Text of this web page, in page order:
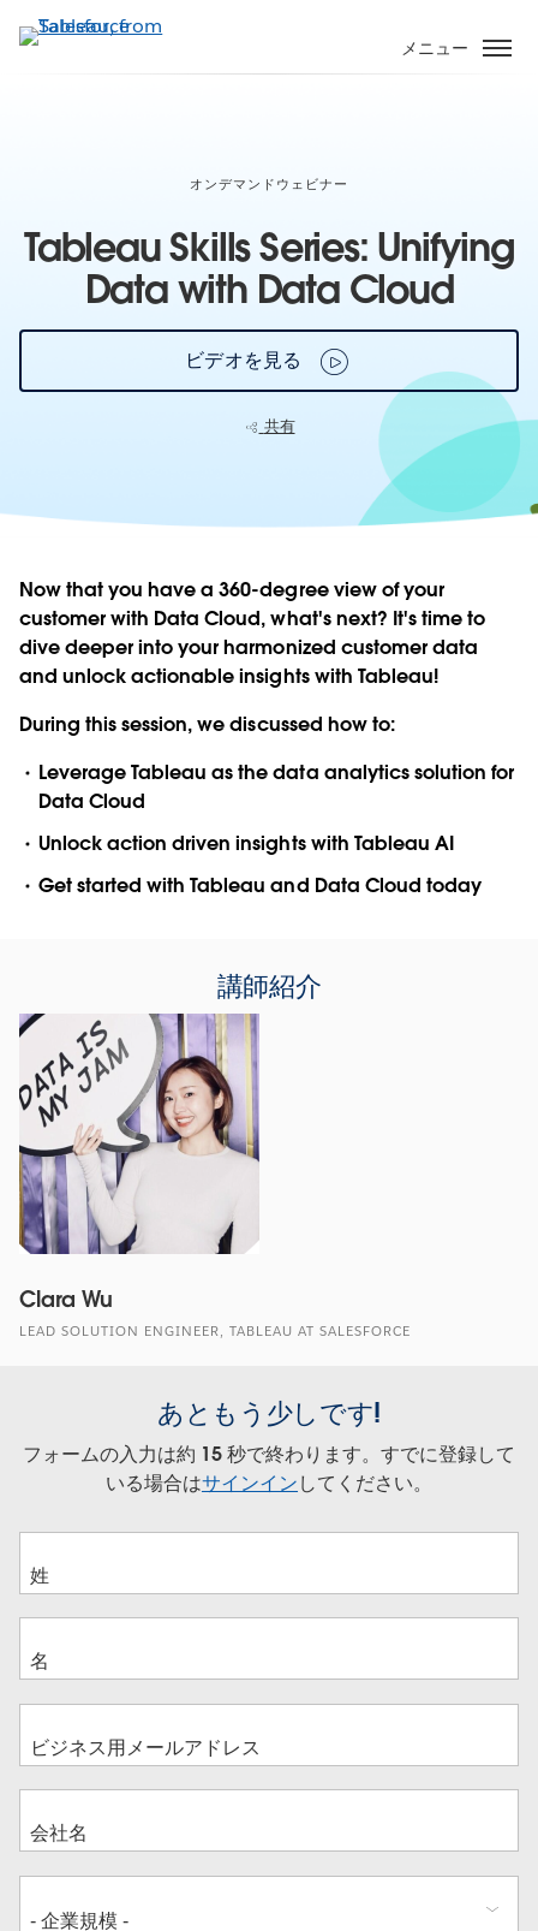
イ
メニュー
オンデマンドウェビナー
Tableau Skills Series: Unifying
Data with Data Cloud
ビデオを見る
共有
Now that you have a 360-degree view of your
customer with Data Cloud, what's next? It's time to
dive deeper into your harmonized customer data
and unlock actionable insights with Tableau!
During this session, we discussed how to:
Leverage Tableau as the data analytics solution for
Data Cloud
Unlock action driven insights with Tableau AI
Get started with Tableau and Data Cloud today
講師紹介
Clara Wu
LEAD SOLUTION ENGINEER, TABLEAU AT SALESFORCE
あともう少しです!
フォームの入力は約 15 秒で終わります。すでに登録して
いる場合はサインインしてください。